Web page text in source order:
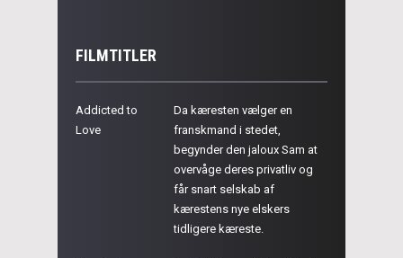
FILMTITLER
Addicted to
Love
Da kæresten vælger en
franskmand i stedet,
begynder den jaloux Sam at
overvåge deres privatliv og
får snart selskab af
kærestens nye elskers
tidligere kæreste.